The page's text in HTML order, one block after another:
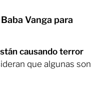
Vanga para
causando terror
que algunas son